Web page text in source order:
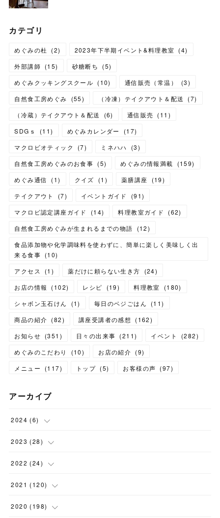
カテゴリ
めぐみの杜 (2) 2023年下半期イベント&料理教室 (4)
外部講師 (15) 砂糖断ち (5)
めぐみクッキングスクール (10) 通信販売（常温） (3)
自然食工房めぐみ
(55) （冷凍）テイクアウト＆配送 (7)
（冷蔵）テイクアウト＆配送
(6) 通信販売 (11 )
SDGｓ
(11) めぐみカレンダー (17)
マクロビオティック
(7) ミネハハ (3)
自然食工房めぐみのお食事 (5) めぐみの情報満載 (159)
めぐみ通信
(1) クイズ (1 ) 薬膳講座 (19)
テイクアウト
(7) イベントガイド (91)
マクロビ認定講座ガイド
(14) 料理教室ガイド (62)
自然食工房めぐみが生まれるまでの物語
(12)
食品添加物や化学調味料を使わずに、簡単に楽しく美味しく出
来る食事 (10)
アクセス
(1 ) 薬だけに頼らない生き方 (24)
お店の情報
(102) レシピ (19) 料理教室 (180)
シャボン玉石けん
(1) 毎日のベジごはん (11)
商品の紹介 (82) 講座受講者の感想 (162)
お知らせ (351 ) 日々の出来事 (211) イベント (282)
めぐみのこだわり
(10) お店の紹介 (9)
メニュー
(117) トップ (5) お客様の声 (97)
アーカイブ
2024 (6)
(1)
(1 )
(1)
( 1 )
2023 (28)
(2)
(1)
(1)
2022 (24)
(5)
(2)
2021 (120)
(12)
2020 (198)